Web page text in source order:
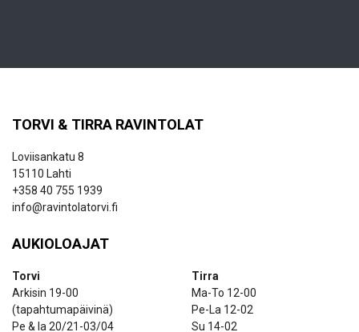
TORVI & TIRRA RAVINTOLAT
Loviisankatu 8
15110 Lahti
+358 40 755 1939
info@ravintolatorvi.fi
AUKIOLOAJAT
Torvi
Arkisin 19-00
(tapahtumapäivinä)
Pe & la 20/21-03/04
Tirra
Ma-To 12-00
Pe-La 12-02
Su 14-02